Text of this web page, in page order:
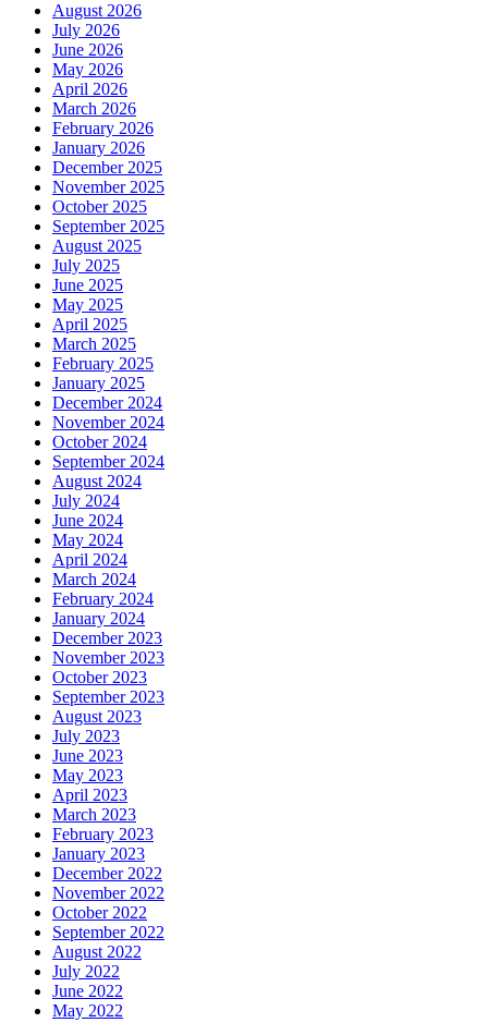
August 2026
July 2026
June 2026
May 2026
April 2026
March 2026
February 2026
January 2026
December 2025
November 2025
October 2025
September 2025
August 2025
July 2025
June 2025
May 2025
April 2025
March 2025
February 2025
January 2025
December 2024
November 2024
October 2024
September 2024
August 2024
July 2024
June 2024
May 2024
April 2024
March 2024
February 2024
January 2024
December 2023
November 2023
October 2023
September 2023
August 2023
July 2023
June 2023
May 2023
April 2023
March 2023
February 2023
January 2023
December 2022
November 2022
October 2022
September 2022
August 2022
July 2022
June 2022
May 2022